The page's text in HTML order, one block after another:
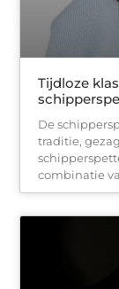
Tijdloze
De
traditie,
combinatie